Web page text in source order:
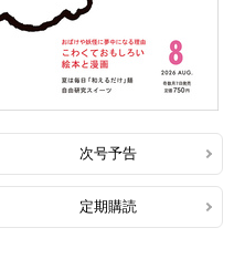
次号予告
定期購読